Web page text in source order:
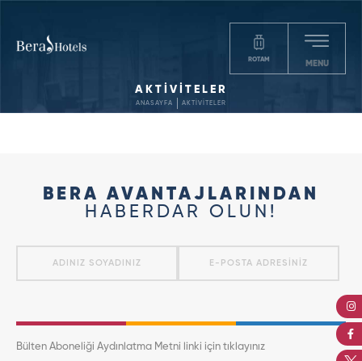
ROTAM MENU
AKTİVİTELER
ANASAYFA AKTİVİTELER
BERA AVANTAJLARINDAN
HABERDAR OLUN!
Bülten Aboneliği Aydınlatma Metni linki için tıklayınız